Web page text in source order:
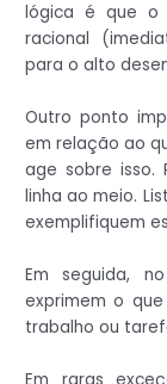
lógica é que o
racional
para o alto
Outro ponto
em relação ao
age sobre isso.
linha ao meio.
exemplifiquem
Em seguida,
exprimem o
trabalho ou
Em raras